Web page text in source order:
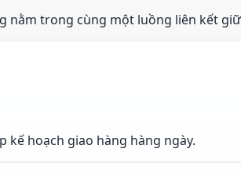
trong cùng một luồng liên kết
kế hoạch giao hàng hàng ngày.